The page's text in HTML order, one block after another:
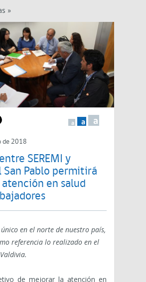
»
a a a
de 2018
SEREMI y
San Pablo permitirá
en salud
en el norte de nuestro país,
referencia lo realizado en el
de mejorar la atención en